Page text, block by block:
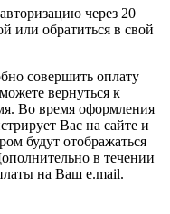
через 20
или обратиться в свой
совершить оплату
вернуться к
Во время оформления
Вас на сайте и
будут отображаться
в течении
на Ваш e.mail.